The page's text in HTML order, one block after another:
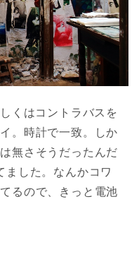
くはコントラバスを
。時計で一致。しか
無さそうだったんだ
ました。なんかコワ
るので、きっと電池